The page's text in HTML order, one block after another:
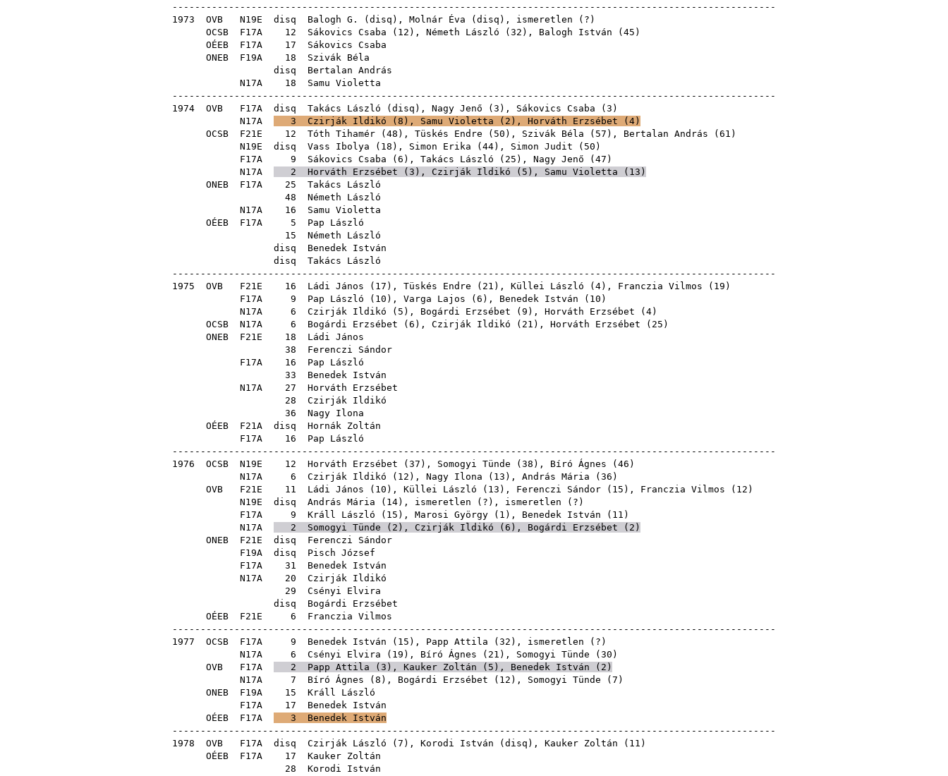
-----------------------------------------------------------------------------------------------------------
1973 OVB N19E disq Balogh G. ( disq ), Molnár Éva ( disq ), ismeretlen (?)
OCSB F17A 12 Sákovics Csaba ( 12 ), Németh László ( 32 ), Balogh István ( 45 )
OÉEB F17A 17
Sákovics Csaba
ONEB F19A 18
Szivák Béla
disq
Bertalan András
N17A 18
Samu Violetta
-----------------------------------------------------------------------------------------------------------
1974 OVB F17A disq Takács László ( disq ), Nagy Jenő ( 3 ), Sákovics Csaba ( 3 )
N17A
3 Czirják Ildikó ( 8 ), Samu Violetta ( 2 ), Horváth Erzsébet ( 4 )
OCSB F21E 12 Tóth Tihamér ( 48 ), Tüskés Endre ( 50 ), Szivák Béla ( 57 ), Bertalan András ( 61 )
N19E disq Vass Ibolya ( 18 ), Simon Erika ( 44), Simon Judit ( 50 )
F17A 9 Sákovics Csaba ( 6 ), Takács László ( 25 ), Nagy Jenő ( 47 )
N17A
2 Horváth Erzsébet ( 3 ), Czirják Ildikó ( 5 ), Samu Violetta ( 13 )
ONEB F17A 25
Takács László
48
Németh László
N17A 16
Samu Violetta
OÉEB F17A 5
Pap László
15
Németh László
disq
Benedek István
disq
Takács László
-----------------------------------------------------------------------------------------------------------
1975 OVB F21E 16 Ládi János ( 17 ), Tüskés Endre ( 21 ), Küllei László ( 4), Franczia Vilmos ( 19 )
F17A 9 Pap László ( 10 ), Varga Lajos ( 6 ), Benedek István ( 10 )
N17A 6 Czirják Ildikó ( 5 ), Bogárdi Erzsébet ( 9 ), Horváth Erzsébet ( 4)
OCSB N17A 6 Bogárdi Erzsébet ( 6 ), Czirják Ildikó ( 21 ), Horváth Erzsébet ( 25 )
ONEB F21E 18
Ládi János
38
Ferenczi Sándor
F17A 16
Pap László
33
Benedek István
N17A 27
Horváth Erzsébet
28
Czirják Ildikó
36
Nagy Ilona
OÉEB F21A disq
Hornák Zoltán
F17A 16
Pap László
-----------------------------------------------------------------------------------------------------------
1976 OCSB N19E 12 Horváth Erzsébet ( 37 ), Somogyi Tünde ( 38 ), Bíró Ágnes ( 46 )
N17A 6 Czirják Ildikó ( 12 ), Nagy Ilona ( 13 ), András Mária ( 36 )
OVB F21E 11 Ládi János ( 10 ), Küllei László ( 13 ), Ferenczi Sándor ( 15 ), Franczia Vilmos ( 12 )
N19E disq András Mária ( 14), ismeretlen (?), ismeretlen (?)
F17A 9 Králl László ( 15 ), Marosi György ( 1 ), Benedek István ( 11 )
N17A
2 Somogyi Tünde ( 2 ), Czirják Ildikó ( 6 ), Bogárdi Erzsébet ( 2 )
ONEB F21E disq
Ferenczi Sándor
F19A disq
Pisch József
F17A 31
Benedek István
N17A 20
Czirják Ildikó
29
Csényi Elvira
disq
Bogárdi Erzsébet
OÉEB F21E 6
Franczia Vilmos
-----------------------------------------------------------------------------------------------------------
1977 OCSB F17A 9 Benedek István ( 15 ), Papp Attila ( 32 ), ismeretlen (?)
N17A 6 Csényi Elvira ( 19 ), Bíró Ágnes ( 21 ), Somogyi Tünde ( 30 )
OVB F17A 2 Papp Attila ( 3 ), Kauker Zoltán ( 5 ), Benedek István ( 2 )
N17A 7 Bíró Ágnes ( 8 ), Bogárdi Erzsébet ( 12 ), Somogyi Tünde ( 7 )
ONEB F19A 15
Králl László
F17A 17
Benedek István
OÉEB F17A 3
Benedek István
-----------------------------------------------------------------------------------------------------------
1978 OVB F17A disq Czirják László ( 7 ), Korodi István ( disq ), Kauker Zoltán ( 11 )
OÉEB F17A 17
Kauker Zoltán
28
Korodi István